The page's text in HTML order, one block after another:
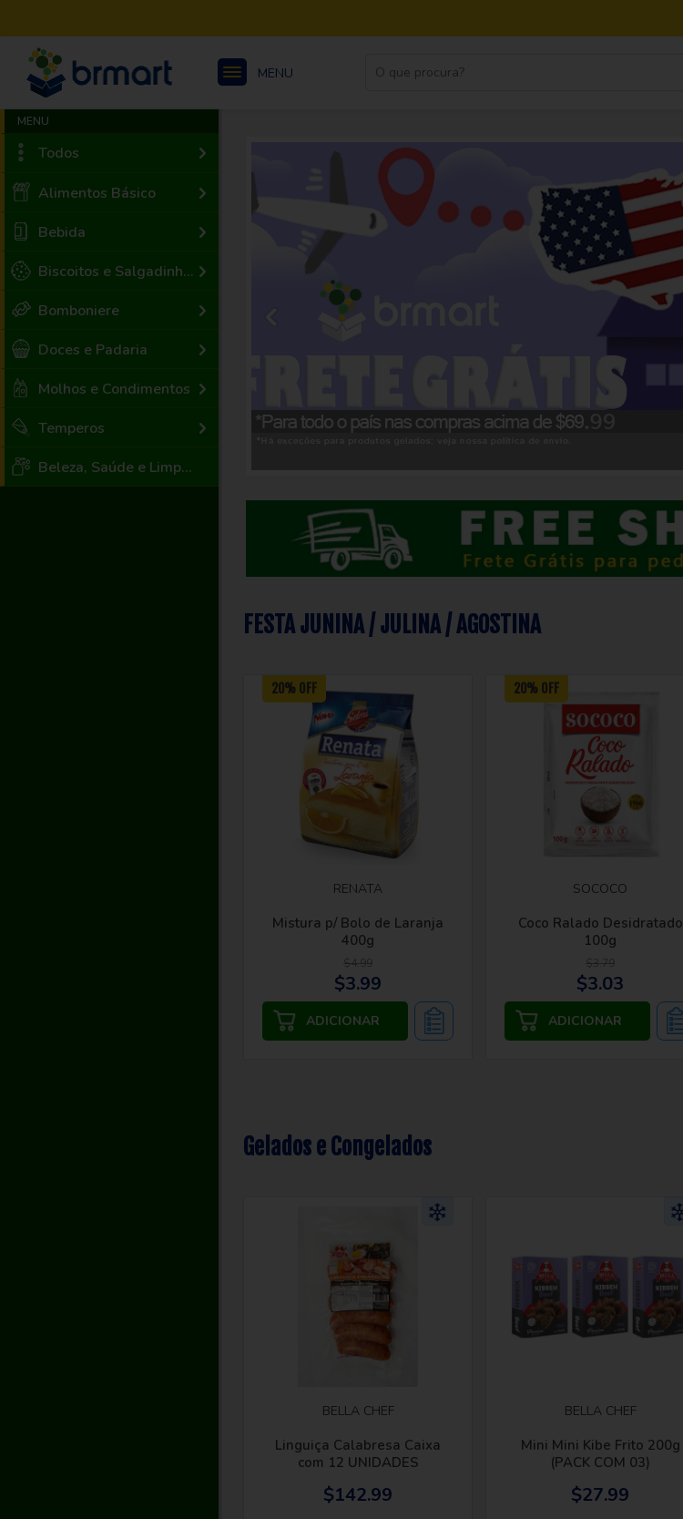
MENU
MENU
Todos
Alimentos Básico
Bebida
Biscoitos e Salgadinhos
Bomboniere
Doces e Padaria
Molhos e Condimentos
Temperos
Beleza, Saúde e Limpeza
FESTA JUNINA / JULINA / AGOSTINA
20% OFF
RENATA
Mistura p/ Bolo de Laranja
400g
$3.99
20% OFF
SOCOCO
Coco Ralado Desidratado
100g
$3.03
Gelados e Congelados
BELLA CHEF
Linguiça Calabresa Caixa
com 12 UNIDADES
$142.99
BELLA CHEF
Mini Mini Kibe Frito 200g
(PACK COM 03)
$27.99